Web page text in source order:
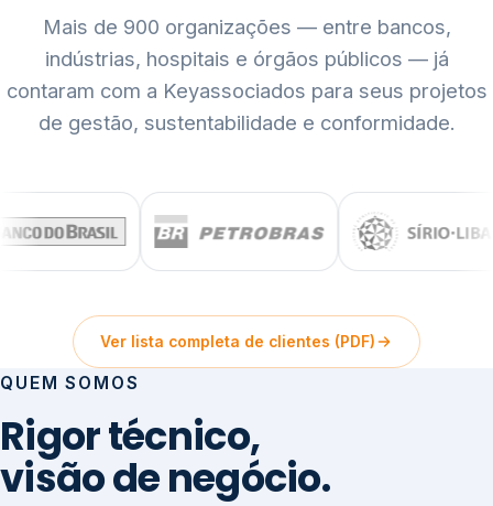
Mais de 900 organizações — entre bancos,
indústrias, hospitais e órgãos públicos — já
contaram com a Keyassociados para seus projetos
de gestão, sustentabilidade e conformidade.
Ver lista completa de clientes (PDF)
QUEM SOMOS
Rigor técnico,
visão de negócio.